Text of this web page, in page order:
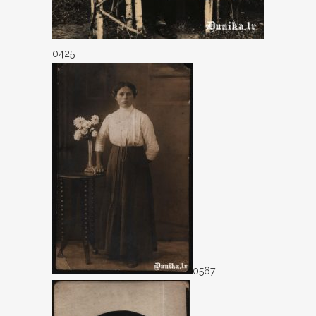
0425
0567